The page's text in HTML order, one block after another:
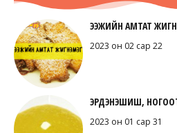
ЭЭЖИЙН АМТАТ
2023 он 02 сар 22
ЭРДЭНЭШИШ,
2023 он 01 сар 31